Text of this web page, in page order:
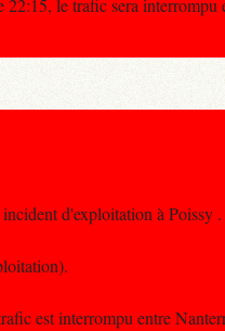
le trafic sera
d'exploitation à Poissy .
est interrompu entre